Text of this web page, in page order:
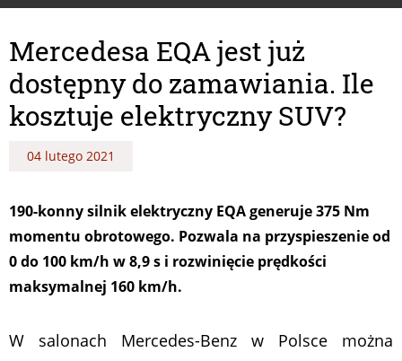
Mercedesa EQA jest już
dostępny do zamawiania. Ile
kosztuje elektryczny SUV?
04 lutego 2021
190-konny silnik elektryczny EQA generuje 375 Nm
momentu obrotowego. Pozwala na przyspieszenie od
0 do 100 km/h w 8,9 s i rozwinięcie prędkości
maksymalnej 160 km/h.
W salonach Mercedes-Benz w Polsce można